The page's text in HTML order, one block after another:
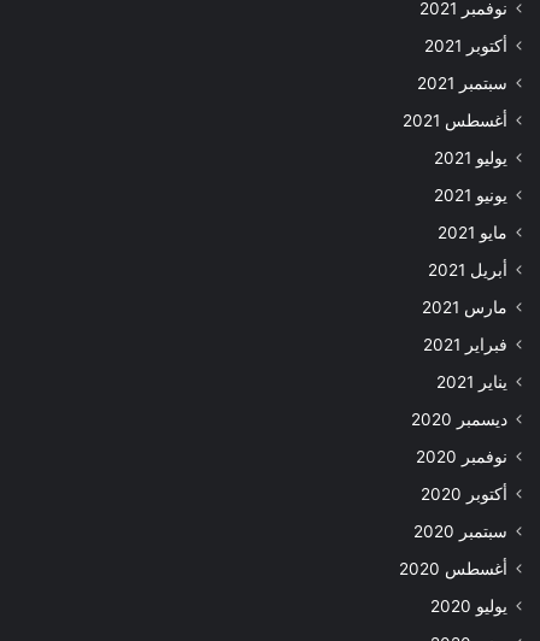
نوفمبر 2021
أكتوبر 2021
سبتمبر 2021
أغسطس 2021
يوليو 2021
يونيو 2021
مايو 2021
أبريل 2021
مارس 2021
فبراير 2021
يناير 2021
ديسمبر 2020
نوفمبر 2020
أكتوبر 2020
سبتمبر 2020
أغسطس 2020
يوليو 2020